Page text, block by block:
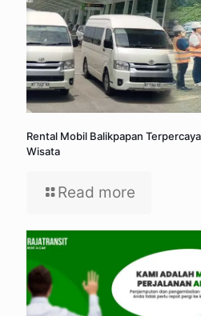
Rental Mobil Balikpapan
Wisata
Read more